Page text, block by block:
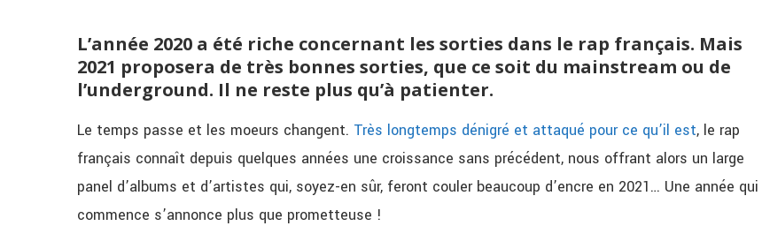
L’année 2020 a été riche concernant les sorties dans le rap français. Mais
2021 proposera de très bonnes sorties, que ce soit du mainstream ou de
l’underground. Il ne reste plus qu’à patienter.
Le temps passe et les moeurs changent. Très longtemps dénigré et attaqué pour ce qu’il est, le rap
français connaît depuis quelques années une croissance sans précédent, nous offrant alors un large
panel d’albums et d’artistes qui, soyez-en sûr, feront couler beaucoup d’encre en 2021… Une année qui
commence s’annonce plus que prometteuse !